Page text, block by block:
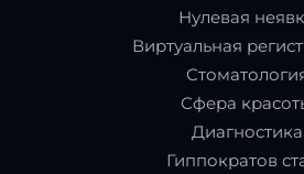
Нулевая
Виртуальная
Сфера
Диагностика
Гиппократов